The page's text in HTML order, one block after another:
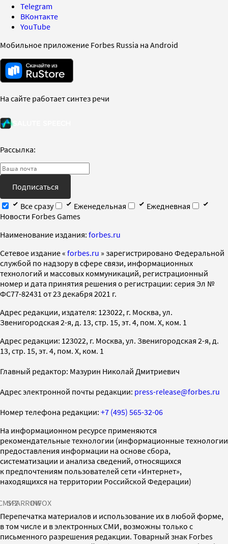
Telegram
ВКонтакте
YouTube
Мобильное приложение Forbes Russia на Android
На сайте работает синтез речи
Рассылка:
Подписаться
Все сразу
Еженедельная
Ежедневная
Новости Forbes Games
Наименование издания: forbes.ru
Cетевое издание « forbes.ru » зарегистрировано Федеральной
службой по надзору в сфере связи, информационных
технологий и массовых коммуникаций, регистрационный
номер и дата принятия решения о регистрации: серия Эл №
ФС77-82431 от 23 декабря 2021 г.
Адрес редакции, издателя: 123022, г. Москва, ул.
Звенигородская 2-я, д. 13, стр. 15, эт. 4, пом. X, ком. 1
Адрес редакции: 123022, г. Москва, ул. Звенигородская 2-я, д.
13, стр. 15, эт. 4, пом. X, ком. 1
Главный редактор: Мазурин Николай Дмитриевич
Адрес электронной почты редакции: press-release@forbes.ru
Номер телефона редакции: +7 (495) 565-32-06
На информационном ресурсе применяются
рекомендательные технологии (информационные технологии
предоставления информации на основе сбора,
систематизации и анализа сведений, относящихся
к предпочтениям пользователей сети «Интернет»,
находящихся на территории Российской Федерации)
SPARROWINFOX
Перепечатка материалов и использование их в любой форме,
в том числе и в электронных СМИ, возможны только с
письменного разрешения редакции. Товарный знак Forbes